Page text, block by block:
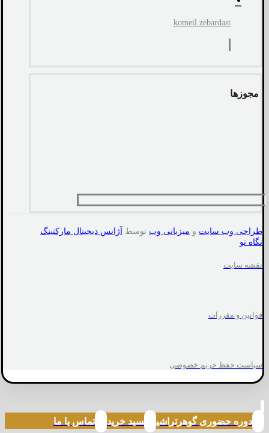
komeil.zebardast
مجوزها
طراحی وب سایت و میزبانی وب توسط آژانس دیجیتال مارکتینگ
نگاه نو
نقشه سایت
قوانین و مقررات
سیاست حفظ حریم خصوصی
دوره حضوری گوهرتراشی سبد خرید تماس با ما